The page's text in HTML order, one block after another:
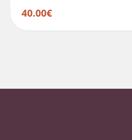
40.00€